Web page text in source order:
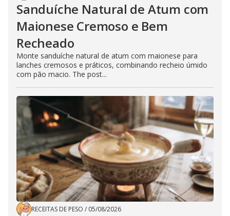
Sanduíche Natural de Atum com
Maionese Cremoso e Bem
Recheado
Monte sanduíche natural de atum com maionese para
lanches cremosos e práticos, combinando recheio úmido
com pão macio. The post...
RECEITAS DE PESO / 05/08/2026